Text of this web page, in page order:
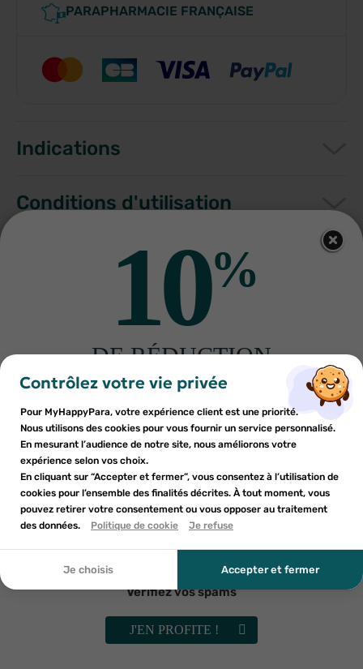
PARAPHARMACIE FRANÇAISE
Indications
Conditions d'utilisation
Composition
Autres produits pour vous
DUREX
Durex Natural gel lubrifiant
DUREX
Durex play gel de massage
Ajouter à ma liste d'envies ×
add_circle_outline
Créer une nouvelle liste
×
Nom de la liste d'envies
Annuler
Créer une liste d'envies
×
Vous devez être connecté pour ajouter des produits à votre
liste d'envies.
Annuler
Connexion
Contrôlez votre vie privée
Pour MyHappyPara, votre expérience client est une priorité.
Nous utilisons des cookies pour vous fournir un service personnalisé.
En mesurant l’audience de notre site, nous améliorons votre
expérience selon vos choix.
En cliquant sur “Accepter et fermer”, vous consentez à l’utilisation de
cookies pour l’ensemble des finalités décrites. À tout moment, vous
pouvez retirer votre consentement ou vous opposer au traitement
des données.
Politique de cookie Je refuse
Je choisis Accepter et fermer
10%
DE RÉDUCTION
sur votre première commande
Inscrivez-vous à notre newsletter et profitez
d'une réduction sur votre première commande*
En soumettant ce formulaire, j'accepte que les
informations saisies soient utilisées dans le cadre de
ma demande et de la relation commerciale qui peut en
découler. Vous référer à la politique de confidentialité.
Vérifiez vos spams
J'EN PROFITE !